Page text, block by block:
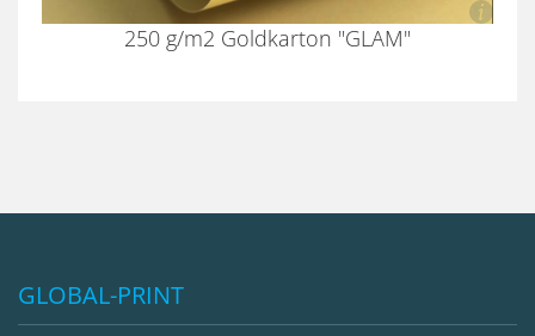
250 g/m2 Goldkarton "GLAM"
GLOBAL-PRINT